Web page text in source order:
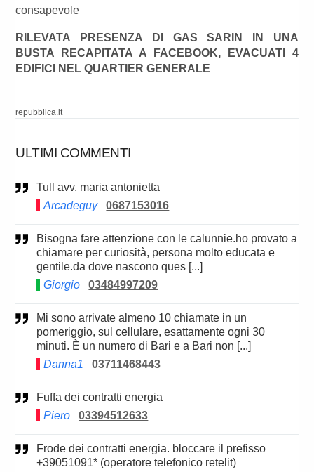
consapevole
RILEVATA PRESENZA DI GAS SARIN IN UNA
BUSTA RECAPITATA A FACEBOOK, EVACUATI 4
EDIFICI NEL QUARTIER GENERALE
repubblica.it
ULTIMI COMMENTI
Tull avv. maria antonietta
Arcadeguy
0687153016
Bisogna fare attenzione con le calunnie.ho provato a
chiamare per curiosità, persona molto educata e
gentile.da dove nascono ques [...]
Giorgio
03484997209
Mi sono arrivate almeno 10 chiamate in un
pomeriggio, sul cellulare, esattamente ogni 30
minuti. È un numero di Bari e a Bari non [...]
Danna1
03711468443
Fuffa dei contratti energia
Piero
03394512633
Frode dei contratti energia. bloccare il prefisso
+39051091* (operatore telefonico retelit)